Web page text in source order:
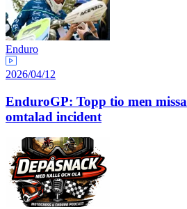
Enduro
2026/04/12
EnduroGP: Topp tio men
omtalad incident